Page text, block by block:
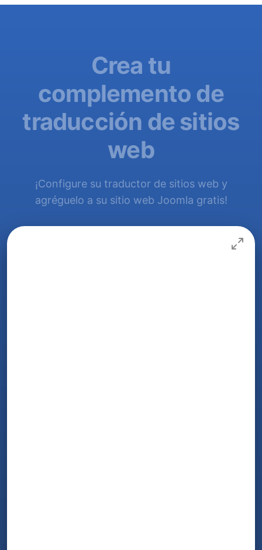
Crea tu
complemento de
traducción de sitios
web
¡Configure su traductor de sitios web y
agréguelo a su sitio web Joomla gratis!